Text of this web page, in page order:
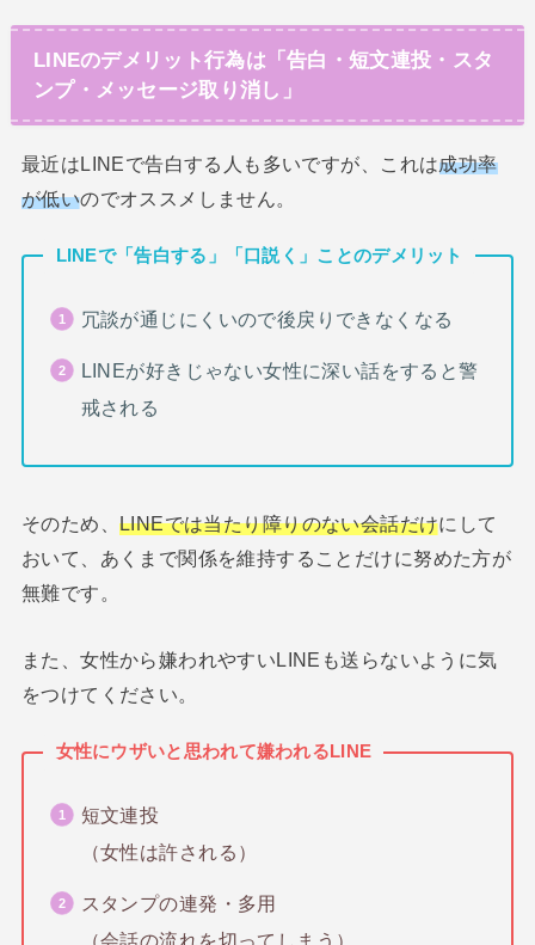
LINEのデメリット行為は「告白・短文連投・スタ
ンプ・メッセージ取り消し」
最近はLINEで告白する人も多いですが、これは成功率
が低いのでオススメしません。
LINEで「告白する」「口説く」ことのデメリット
冗談が通じにくいので後戻りできなくなる
LINEが好きじゃない女性に深い話をすると警
戒される
そのため、 LINEでは当たり障りのない会話だけにして
おいて、あくまで関係を維持することだけに努めた方が
無難です。
また、女性から嫌われやすいLINEも送らないように気
をつけてください。
女性にウザいと思われて嫌われるLINE
短文連投
（女性は許される）
スタンプの連発・多用
（会話の流れを切ってしまう）